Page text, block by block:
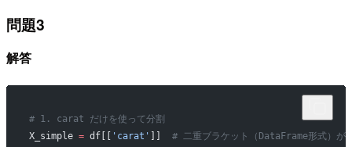
問題3
解答
# 1. carat だけを使って分割
X_simple = df[[ 'carat'
# 二重ブラケット（DataFrame形式）が